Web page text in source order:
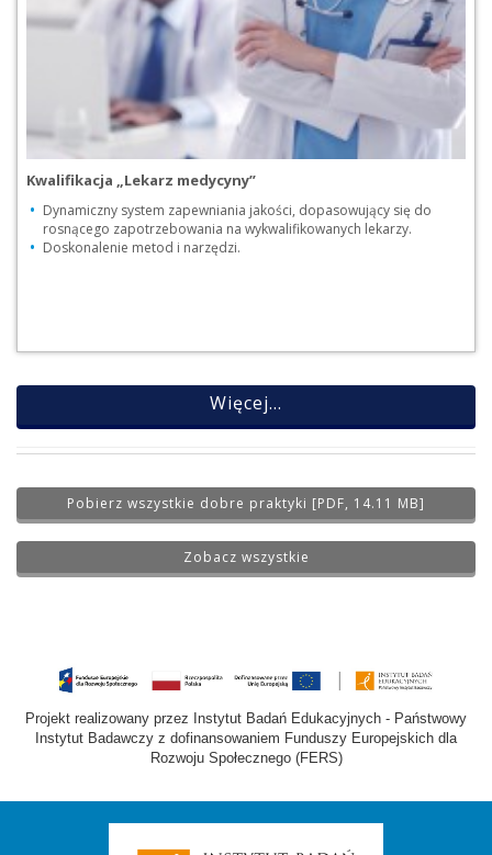
Kwalifikacja „Lekarz medycyny”
Dynamiczny system zapewniania jakości, dopasowujący się do
rosnącego zapotrzebowania na wykwalifikowanych lekarzy.
Doskonalenie metod i narzędzi.
Więcej...
Pobierz wszystkie dobre praktyki [PDF, 14.11 MB]
Zobacz wszystkie
Projekt realizowany przez Instytut Badań Edukacyjnych - Państwowy
Instytut Badawczy z dofinansowaniem Funduszy Europejskich dla
Rozwoju Społecznego (FERS)